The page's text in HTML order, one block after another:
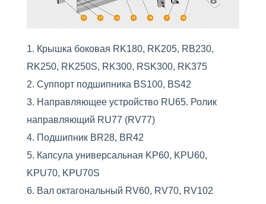
Крышка боковая RK180, RK205, RB230,
RK250, RK250S, RK300, RSK300, RK375
Суппорт подшипника BS100, BS42
Направляющее устройство RU65. Ролик
направляющий RU77 (RV77)
Подшипник BR28, BR42
Капсула универсальная KP60, KPU60,
KPU70, KPU70S
Вал октагональный RV60, RV70, RV102